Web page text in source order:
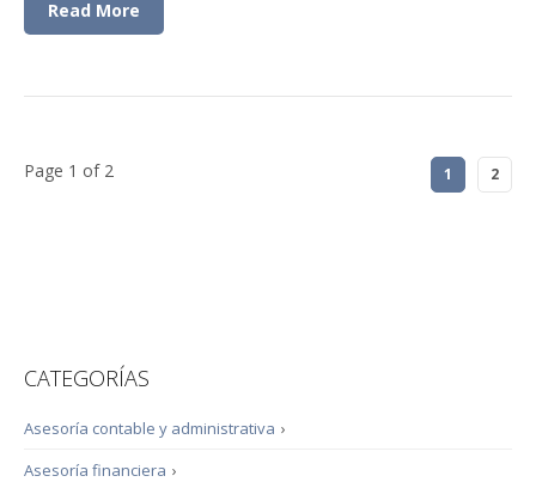
Read More
1 2
Page 1 of 2
CATEGORÍAS
›
Asesoría contable y administrativa
›
Asesoría financiera